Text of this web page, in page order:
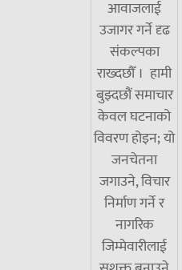
आवाजलाई
उजागर गर्ने दृढ
संकल्पका
राख्दछौँ । हामी
बुझ्दछौं समाचार
केवल घटनाको
विवरण होइन; यो
जनचेतना
जगाउने, विचार
निर्माण गर्ने र
नागरिक
जिम्मेवारीलाई